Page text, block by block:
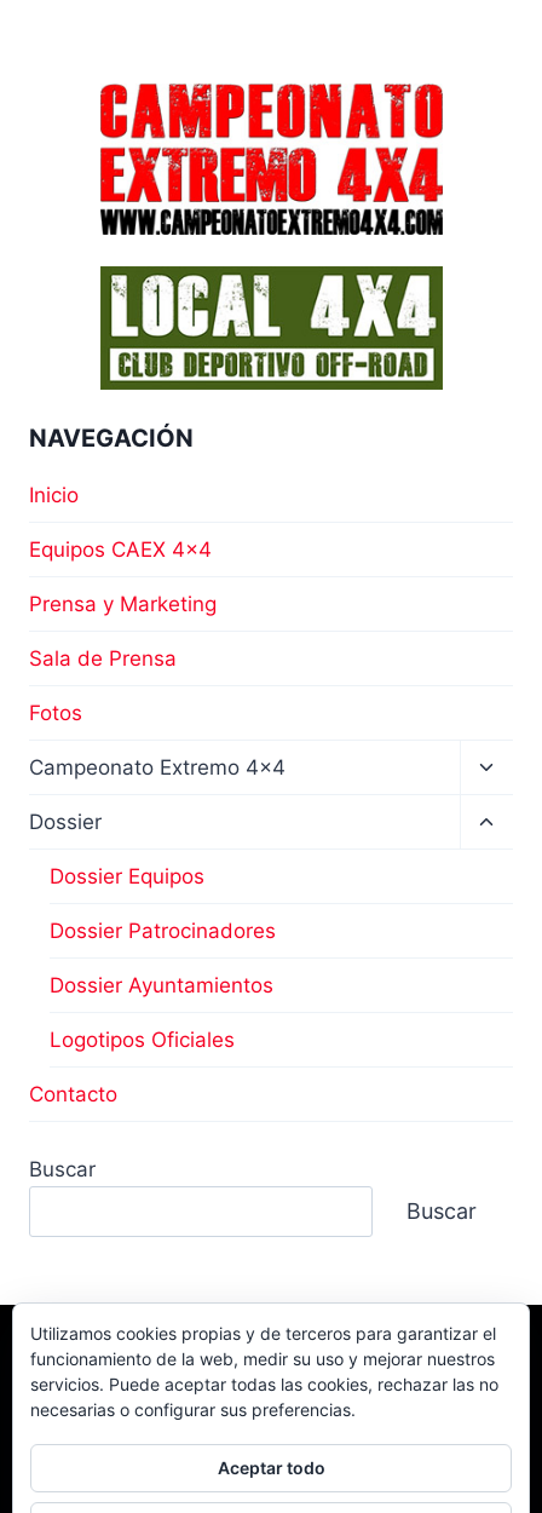
NAVEGACIÓN
Inicio
Equipos CAEX 4×4
Prensa y Marketing
Sala de Prensa
Fotos
Campeonato Extremo 4×4
hijo
Dossier
Dossier Equipos
Dossier Patrocinadores
Dossier Ayuntamientos
Logotipos Oficiales
Contacto
Buscar
Buscar
Facebook TikTok
Instagram
YouTube
Utilizamos cookies propias y de terceros para garantizar el
funcionamiento de la web, medir su uso y mejorar nuestros
servicios. Puede aceptar todas las cookies, rechazar las no
necesarias o configurar sus preferencias.
Aceptar todo